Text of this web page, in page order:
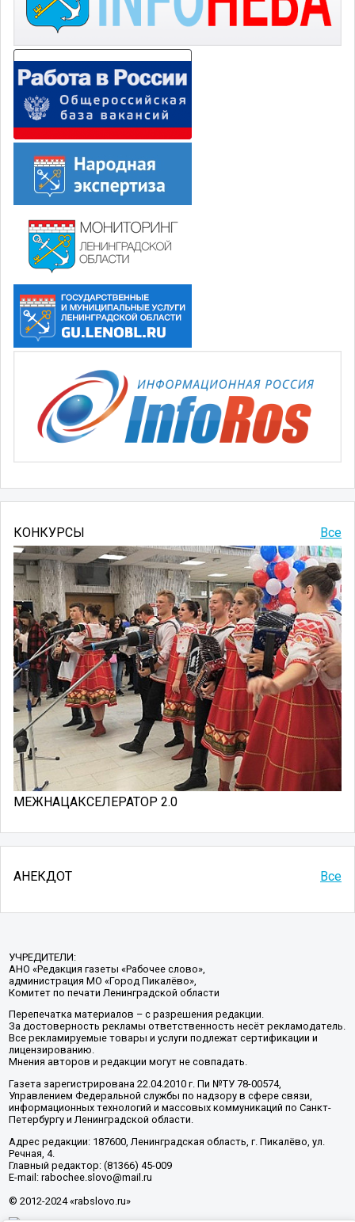
Все
КОНКУРСЫ
МЕЖНАЦАКСЕЛЕРАТОР 2.0
АНЕКДОТ Все
УЧРЕДИТЕЛИ:
АНО «Редакция газеты «Рабочее слово»,
администрация МО «Город Пикалёво»,
Комитет по печати Ленинградской области
Перепечатка материалов – с разрешения редакции.
За достоверность рекламы ответственность несёт рекламодатель.
Все рекламируемые товары и услуги подлежат сертификации и
лицензированию.
Мнения авторов и редакции могут не совпадать.
Газета зарегистрирована 22.04.2010 г. Пи №ТУ 78-00574,
Управлением Федеральной службы по надзору в сфере связи,
информационных технологий и массовых коммуникаций по Санкт-
Петербургу и Ленинградской области.
Адрес редакции: 187600, Ленинградская область, г. Пикалёво, ул.
Речная, 4.
Главный редактор: (81366) 45-009
E-mail: rabochee.slovo@mail.ru
© 2012-2024 «rabslovo.ru»